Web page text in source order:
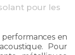
pour les
en
Pour